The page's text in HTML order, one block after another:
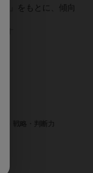
」をもとに、傾向